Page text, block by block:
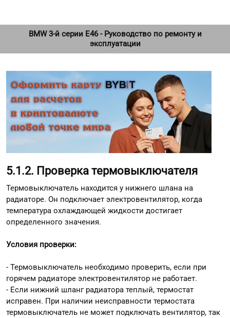
BMW 3-й серии E46 - Руководство по ремонту и
эксплуатации
5.1.2. Проверка термовыключателя
Термовыключатель находится у нижнего шлана на
радиаторе. Он подключает электровентилятор, когда
температура охлаждающей жидкости достигает
определенного значения.
Условия проверки:
- Термовыключатель необходимо проверить, если при
горячем радиаторе электровентилятор не работает.
- Если нижний шланг радиатора теплый, термостат
исправен. При наличии неисправности термостата
термовыключатель не может подключать вентилятор, так